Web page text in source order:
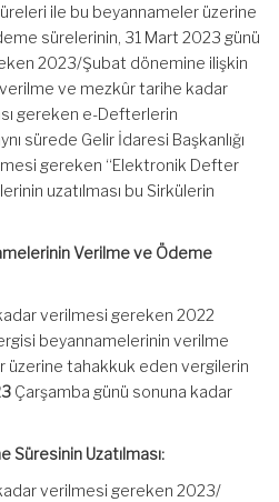
ile bu beyannameler üzerine
sürelerinin, 31 Mart 2023 günü
2023/Şubat dönemine ilişkin
ve mezkûr tarihe kadar
gereken e-Defterlerin
sürede Gelir İdaresi Başkanlığı
gereken “Elektronik Defter
uzatılması bu Sirkülerin
Verilme ve Ödeme
verilmesi gereken 2022
beyannamelerinin verilme
üzerine tahakkuk eden vergilerin
Çarşamba günü sonuna kadar
Süresinin Uzatılması:
verilmesi gereken 2023/